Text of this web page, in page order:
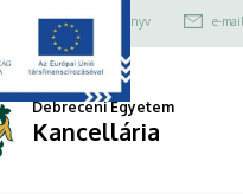
Telefonkönyv e-mail
Debreceni Egyetem
Kancellária